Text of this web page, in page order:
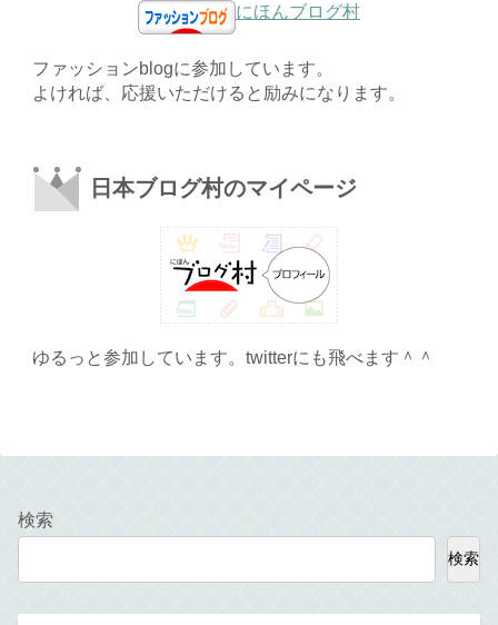
にほんブログ村
ファッションblogに参加しています。
よければ、応援いただけると励みになります。
日本ブログ村のマイページ
ゆるっと参加しています。twitterにも飛べます＾＾
検索
検索